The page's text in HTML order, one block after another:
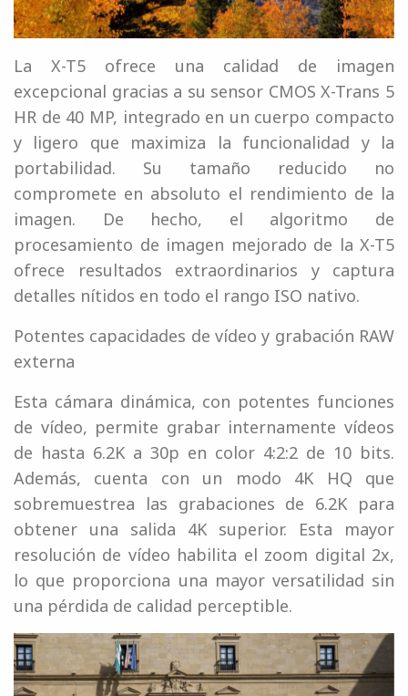
La X-T5 ofrece una calidad de imagen
excepcional gracias a su sensor CMOS X-Trans 5
HR de 40 MP, integrado en un cuerpo compacto
y ligero que maximiza la funcionalidad y la
portabilidad. Su tamaño reducido no
compromete en absoluto el rendimiento de la
imagen. De hecho, el algoritmo de
procesamiento de imagen mejorado de la X-T5
ofrece resultados extraordinarios y captura
detalles nítidos en todo el rango ISO nativo.
Potentes capacidades de vídeo y grabación RAW
externa
Esta cámara dinámica, con potentes funciones
de vídeo, permite grabar internamente vídeos
de hasta 6.2K a 30p en color 4:2:2 de 10 bits.
Además, cuenta con un modo 4K HQ que
sobremuestrea las grabaciones de 6.2K para
obtener una salida 4K superior. Esta mayor
resolución de vídeo habilita el zoom digital 2x,
lo que proporciona una mayor versatilidad sin
una pérdida de calidad perceptible.